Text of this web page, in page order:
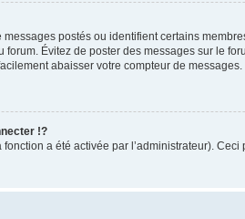
postés ou identifient certains
Évitez de poster des messages sur le
abaisser votre compteur de messages.
!?
a été activée par l’administrateur).